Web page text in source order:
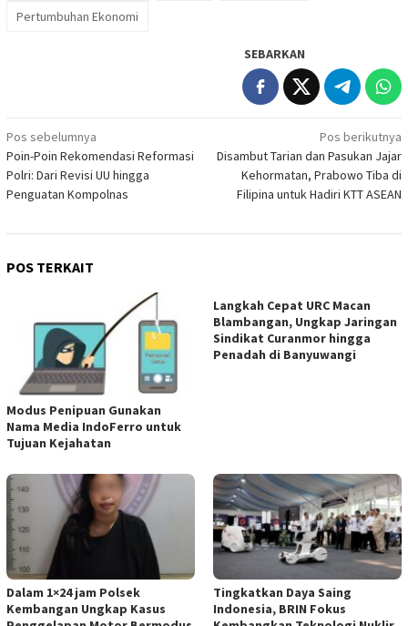
Pertumbuhan Ekonomi
SEBARKAN
Navigasi
pos
Pos sebelumnya
Poin-Poin Rekomendasi Reformasi
Polri: Dari Revisi UU hingga
Penguatan Kompolnas
Pos berikutnya
Disambut Tarian dan Pasukan Jajar
Kehormatan, Prabowo Tiba di
Filipina untuk Hadiri KTT ASEAN
POS TERKAIT
Modus Penipuan Gunakan
Nama Media IndoFerro untuk
Tujuan Kejahatan
Langkah Cepat URC Macan
Blambangan, Ungkap Jaringan
Sindikat Curanmor hingga
Penadah di Banyuwangi
Dalam 1×24 jam Polsek
Kembangan Ungkap Kasus
Tingkatkan Daya Saing
Indonesia, BRIN Fokus